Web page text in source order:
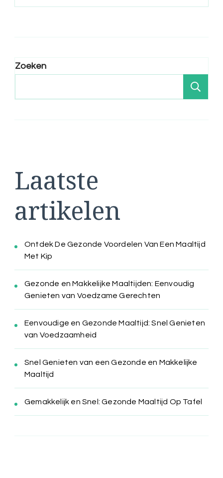
Zoeken
Laatste
artikelen
Ontdek De Gezonde Voordelen Van Een Maaltijd
Met Kip
Gezonde en Makkelijke Maaltijden: Eenvoudig
Genieten van Voedzame Gerechten
Eenvoudige en Gezonde Maaltijd: Snel Genieten
van Voedzaamheid
Snel Genieten van een Gezonde en Makkelijke
Maaltijd
Gemakkelijk en Snel: Gezonde Maaltijd Op Tafel